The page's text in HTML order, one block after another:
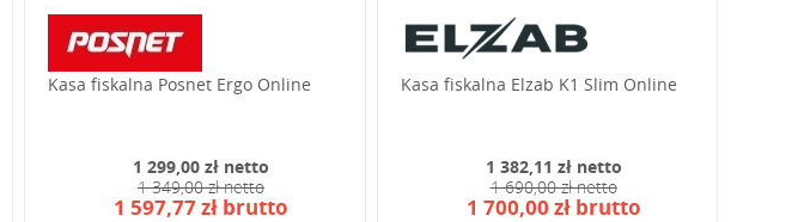
Kasa fiskalna Posnet Ergo Online
1 299,00 zł netto
1 349,00 zł netto
1 597,77 zł brutto
Kasa fiskalna Elzab K1 Slim Online
1 382,11 zł netto
1 690,00 zł netto
1 700,00 zł brutto